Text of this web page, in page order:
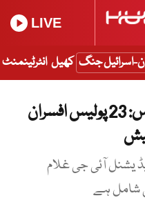
LIVE
اسرائیل جنگ کھیل انٹرٹینمنٹ
سندھ سیفٹی کمیشن اجلاس: 23 پولیس افسران
21 کے افسر ایڈ یشنل آئی جی غلام
شامل ہے